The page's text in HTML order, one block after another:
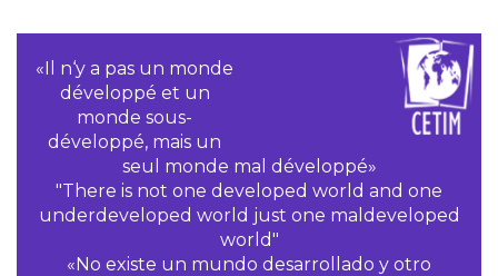
«Il n‘y a pas un monde
développé et un
monde sous-
développé, mais un
seul monde mal développé»
"There is not one developed world and one
underdeveloped world just one maldeveloped
world"
«No existe un mundo desarrollado y otro